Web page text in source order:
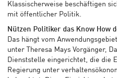
Klassischerweise beschäftigen
mit öffentlicher Politik.
Nützen Politiker das Know How
Das hängt vom
unter Theresa Mays Vorgänger,
Dienststelle eingerichtet, die die
Regierung unter